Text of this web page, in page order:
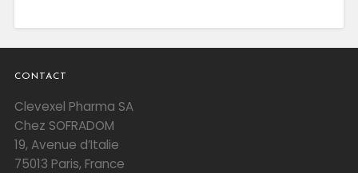
CONTACT
Clevexel Pharma SA
Chez SOFRADOM
19, Avenue d’Italie
75013 Paris, France